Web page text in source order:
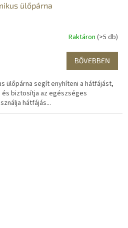
ülőpárna
Raktáron (>5 db)
BŐVEBBEN
ülőpárna segít enyhíteni a hátfájást,
biztosítja az egészséges
hátfájás...